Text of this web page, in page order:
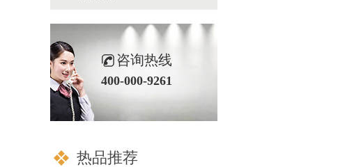
咨询热线
400-000-9261
热品推荐